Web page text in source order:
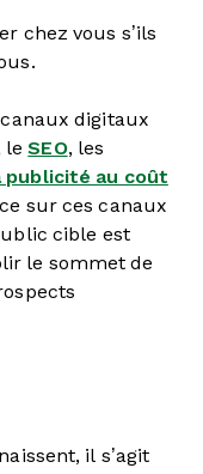
chez vous s’ils
digitaux
leSEO, les
publicité au coût
sur ces canaux
cible est
le sommet de
il s’agit